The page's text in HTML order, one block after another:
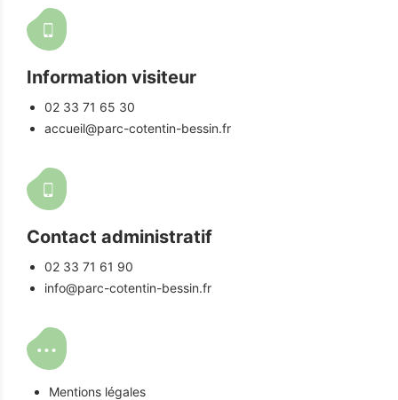
Information visiteur
02 33 71 65 30
accueil@parc-cotentin-bessin.fr
Contact administratif
02 33 71 61 90
info@parc-cotentin-bessin.fr
Mentions légales